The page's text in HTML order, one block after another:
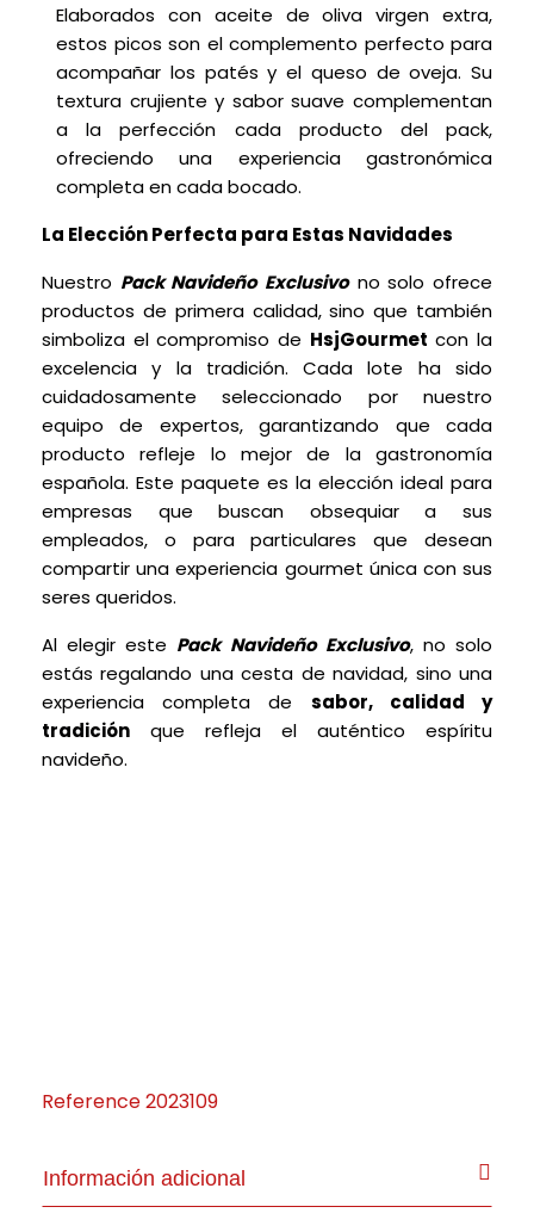
Elaborados con aceite de oliva virgen extra,
estos picos son el complemento perfecto para
acompañar los patés y el queso de oveja. Su
textura crujiente y sabor suave complementan
a la perfección cada producto del pack,
ofreciendo una experiencia gastronómica
completa en cada bocado.
La Elección Perfecta para Estas Navidades
Nuestro Pack Navideño Exclusivono solo ofrece
productos de primera calidad, sino que también
simboliza el compromiso de HsjGourmet con la
excelencia y la tradición. Cada lote ha sido
cuidadosamente seleccionado por nuestro
equipo de expertos, garantizando que cada
producto refleje lo mejor de la gastronomía
española. Este paquete es la elección ideal para
empresas que buscan obsequiar a sus
empleados, o para particulares que desean
compartir una experiencia gourmet única con sus
seres queridos.
Al elegir este Pack Navideño Exclusivo, no solo
estás regalando una cesta de navidad, sino una
experiencia completa de sabor, calidad y
tradición que refleja el auténtico espíritu
navideño.
Reference2023109
Información adicional